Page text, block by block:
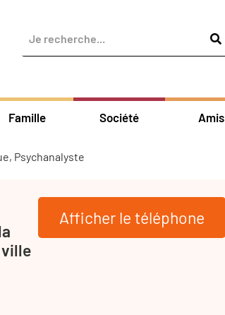
Famille Société Amis
Psychanalyste
Afficher le téléphone